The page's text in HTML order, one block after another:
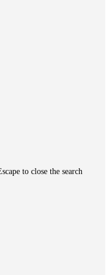
to close the search